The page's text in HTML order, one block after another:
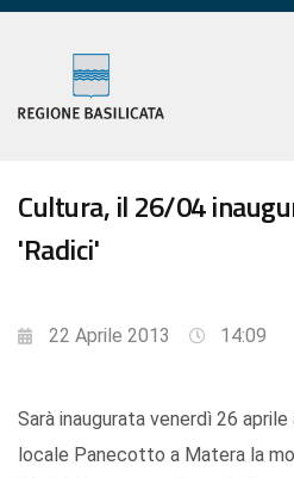
Cultura, il 26/04
'Radici'
22 Aprile 2013 14:09
Sarà inaugurata venerdì 26
locale Panecotto a Matera la